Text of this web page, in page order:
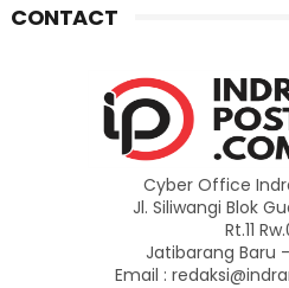
CONTACT
Cyber Office
Jl. Siliwangi Blok
Rt.11
Jatibarang Baru
Email :